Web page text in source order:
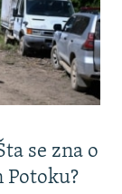
se zna o
Potoku?